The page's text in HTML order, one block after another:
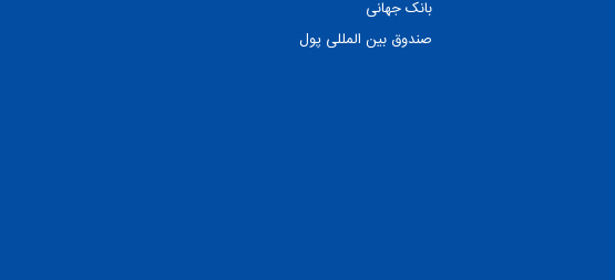
بانک جهانی
صندوق بین المللی پول